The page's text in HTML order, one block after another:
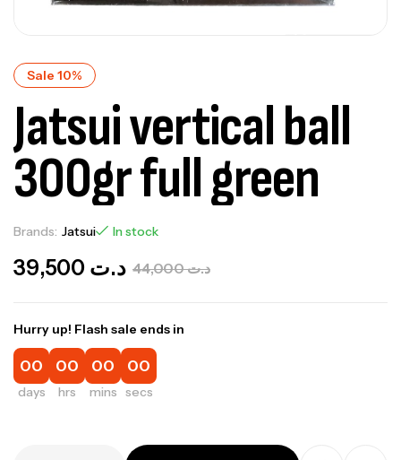
Sale 10%
Jatsui vertical ball
300gr full green
Brands: Jatsui In stock
د.ت44,000 د.ت
Hurry up! Flash sale ends in
00
days
00
hrs
00
mins
00
secs